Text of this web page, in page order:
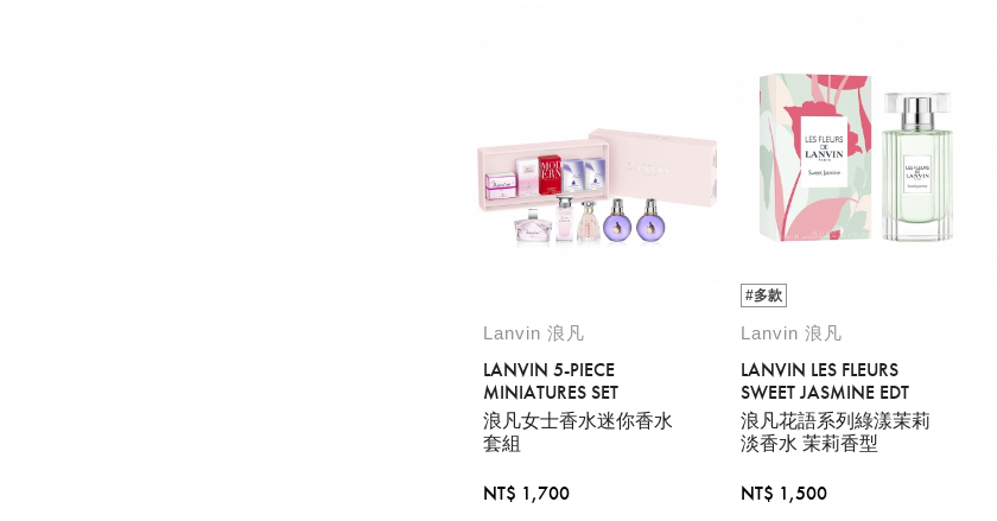
Lanvin 浪凡
LANVIN 5-PIECE
MINIATURES SET
浪凡女士香水迷你香水
套組
NT$ 1,700
#多款
Lanvin 浪凡
LANVIN LES FLEURS
SWEET JASMINE EDT
浪凡花語系列綠漾茉莉
淡香水 茉莉香型
NT$ 1,500